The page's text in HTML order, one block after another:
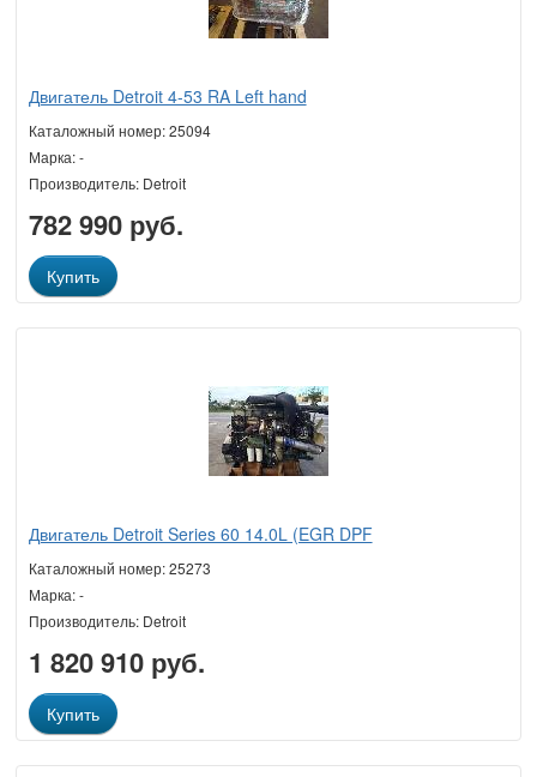
Двигатель Detroit 4-53 RA Left hand
Каталожный номер: 25094
Марка: -
Производитель: Detroit
782 990 руб.
Купить
Двигатель Detroit Series 60 14.0L (EGR DPF
Каталожный номер: 25273
Марка: -
Производитель: Detroit
1 820 910 руб.
Купить